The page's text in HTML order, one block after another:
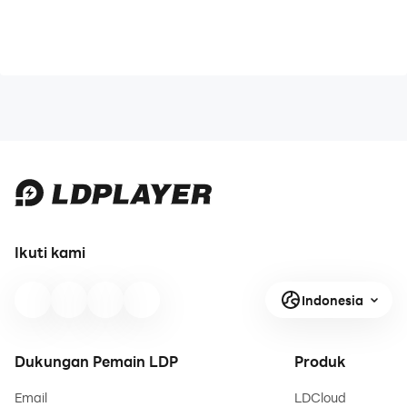
Ikuti kami
Indonesia
Dukungan Pemain LDP
Email
Produk
LDCloud